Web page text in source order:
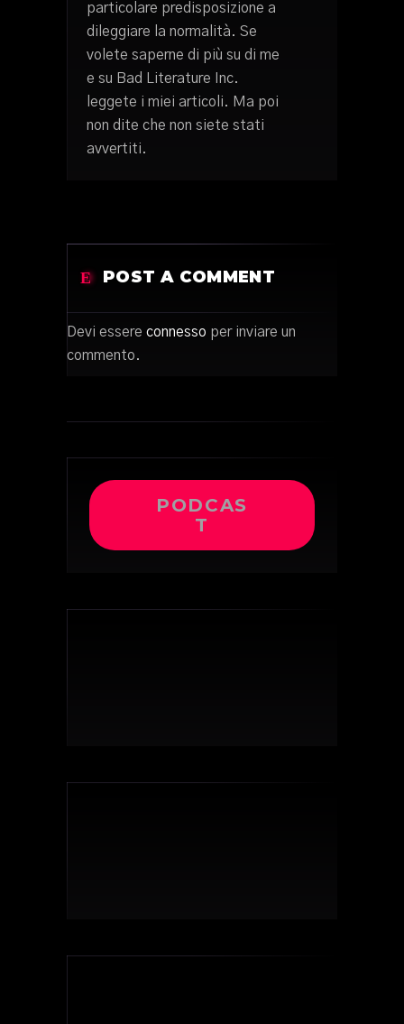
particolare predisposizione a
dileggiare la normalità. Se
volete saperne di più su di me
e su Bad Literature Inc.
leggete i miei articoli. Ma poi
non dite che non siete stati
avvertiti.
POST A COMMENT
Devi essere connesso per inviare un
commento.
PODCAS
T